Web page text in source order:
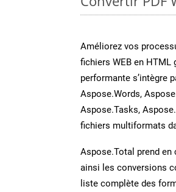
Améliorez vos
fichiers WEB en HTML
performante s’intègre
Aspose.Words,
Aspose.Tasks,
fichiers multiformats
Aspose.Total prend
ainsi les conversions
liste complète des